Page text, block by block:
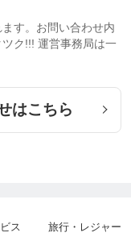
ら、もうそろそ
員さんから促さ
理の仕事を卒業
えるなら、他の
が必要だったた
す。お問い合わせ内
ク!!! 運営事務局は一
はこちら
ス 旅行・レジャー